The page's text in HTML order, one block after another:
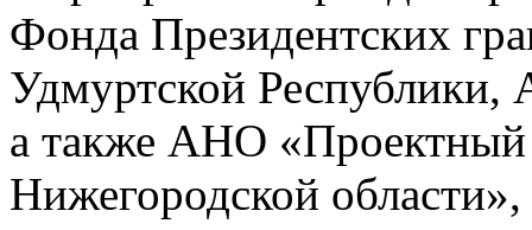
Фонда Президентских
Удмуртской Республики,
а также АНО «Проектный
Нижегородской